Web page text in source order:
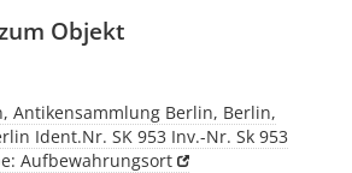
Objekt
Antikensammlung Berlin, Berlin,
Ident.Nr. SK 953 Inv.-Nr. Sk 953
Aufbewahrungsort